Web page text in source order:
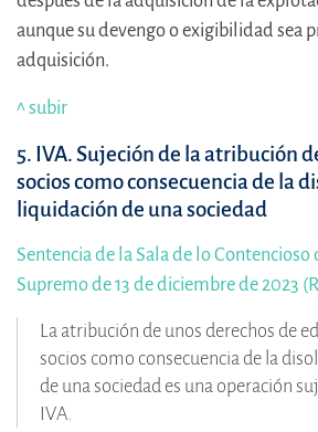
aunque su devengo o exigibilidad sea
adquisición.
^ subir
5. IVA. Sujeción de la atribución
socios como consecuencia de la
liquidación de una sociedad
Sentencia de la Sala de lo Contencioso
Supremo de 13 de diciembre de 2023
La atribución de unos derechos de
socios como consecuencia de la
de una sociedad es una operación
IVA.